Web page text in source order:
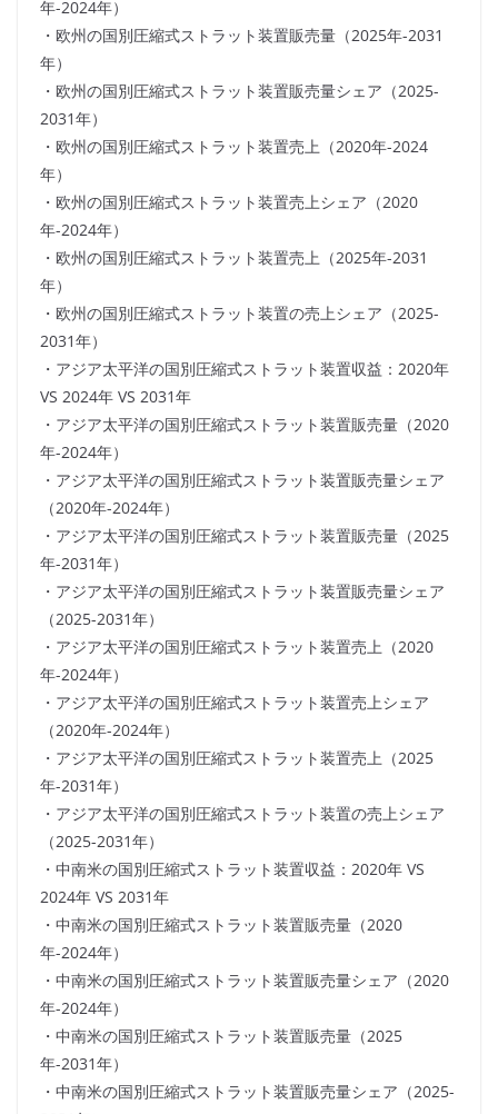
年-2024年）
・欧州の国別圧縮式ストラット装置販売量（2025年-2031
年）
・欧州の国別圧縮式ストラット装置販売量シェア（2025-
2031年）
・欧州の国別圧縮式ストラット装置売上（2020年-2024
年）
・欧州の国別圧縮式ストラット装置売上シェア（2020
年-2024年）
・欧州の国別圧縮式ストラット装置売上（2025年-2031
年）
・欧州の国別圧縮式ストラット装置の売上シェア（2025-
2031年）
・アジア太平洋の国別圧縮式ストラット装置収益：2020年
VS 2024年 VS 2031年
・アジア太平洋の国別圧縮式ストラット装置販売量（2020
年-2024年）
・アジア太平洋の国別圧縮式ストラット装置販売量シェア
（2020年-2024年）
・アジア太平洋の国別圧縮式ストラット装置販売量（2025
年-2031年）
・アジア太平洋の国別圧縮式ストラット装置販売量シェア
（2025-2031年）
・アジア太平洋の国別圧縮式ストラット装置売上（2020
年-2024年）
・アジア太平洋の国別圧縮式ストラット装置売上シェア
（2020年-2024年）
・アジア太平洋の国別圧縮式ストラット装置売上（2025
年-2031年）
・アジア太平洋の国別圧縮式ストラット装置の売上シェア
（2025-2031年）
・中南米の国別圧縮式ストラット装置収益：2020年 VS
2024年 VS 2031年
・中南米の国別圧縮式ストラット装置販売量（2020
年-2024年）
・中南米の国別圧縮式ストラット装置販売量シェア（2020
年-2024年）
・中南米の国別圧縮式ストラット装置販売量（2025
年-2031年）
・中南米の国別圧縮式ストラット装置販売量シェア（2025-